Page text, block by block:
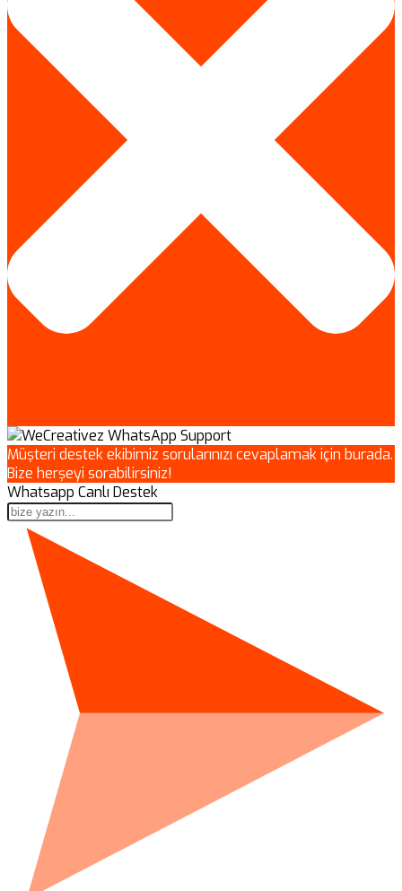
Müşteri destek ekibimiz sorularınızı cevaplamak için burada.
Bize herşeyi sorabilirsiniz!
Whatsapp Canlı Destek